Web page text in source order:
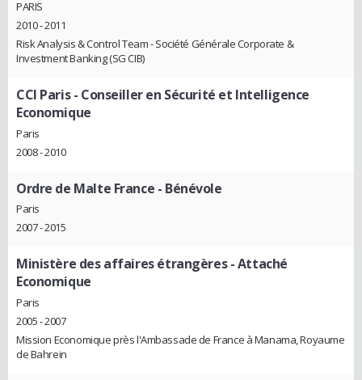
PARIS
2010 - 2011
Risk Analysis & Control Team - Société Générale Corporate &
Investment Banking (SG CIB)
CCI Paris- Conseiller en Sécurité et Intelligence
Economique
Paris
2008 - 2010
Ordre de Malte France - Bénévole
Paris
2007 - 2015
Ministère des affaires étrangères- Attaché
Economique
Paris
2005 - 2007
Mission Economique près l'Ambassade de France à Manama, Royaume
de Bahrein